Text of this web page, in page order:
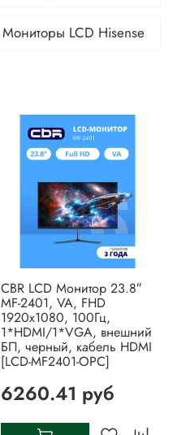
Мониторы LCD Hisense
CBR LCD Монитор 23.8″
MF-2401, VA, FHD
1920x1080, 100Гц,
1*HDMI/1*VGA, внешний
БП, черный, кабель HDMI
[LCD-MF2401-OPC]
6260.41 руб